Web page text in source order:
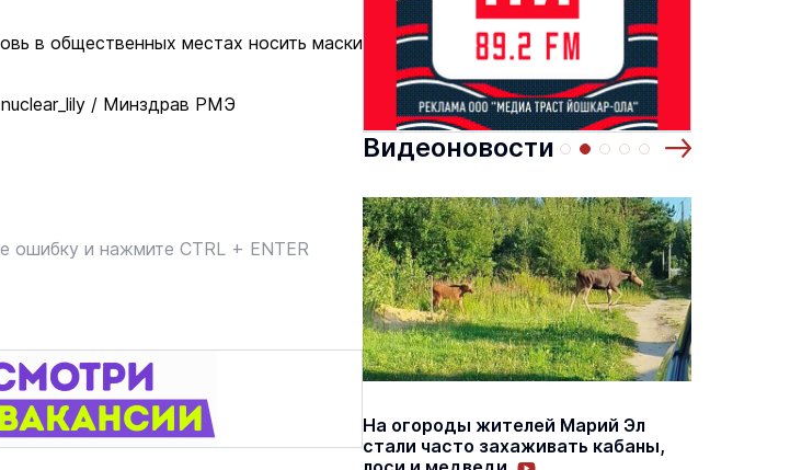
Город 9 августа
Музеи
в общественных местах носить маски
/ Минздрав РМЭ
ошибку и нажмите CTRL + ENTER
Видеоновости
В марийском лесу засекли
На огороды жителей Марий Эл
стали часто захаживать кабаны,